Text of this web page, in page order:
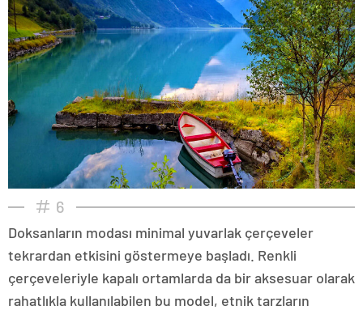
6
Doksanların modası minimal yuvarlak çerçeveler
tekrardan etkisini göstermeye başladı. Renkli
çerçeveleriyle kapalı ortamlarda da bir aksesuar olarak
rahatlıkla kullanılabilen bu model, etnik tarzların